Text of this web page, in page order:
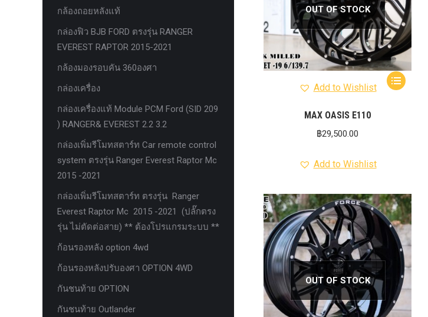
OUT OF STOCK
Add to Wishlist
MAX OASIS E110
฿29,500.00
Add to Wishlist
OUT OF STOCK
กล้องถอยหลังแท้
กล่องฟิว BJB FORD ตรงรุ่น RANGER
EVEREST RAPTOR 2015-2021
กล้องมองรอบคัน 360องศา
กล่องเครื่อง
กล่องเครื่องแท้ Module PCM Ford (SID 209
) RANGER& EVEREST 2.2 3.2
กล่องเพิ่มรีโมทสตาร์ท Car remote control
system ตรงรุ่น Ranger Everest Raptor Mc
2015 -2021
กล่องเพิ่มรีโมทสตาร์ท ตรงรุ่น Ranger
Everest Raptor Mc 2015 -2021 (ปลั๊กตรง
รุ่น ไม่ตัดต่อสาย) ** ต้องโปรแกรมระบบ **
ก้อนรองหลัง option 4wd
ก้อนรองหลังปรับองศา OPTION 4WD
กันชนท้าย OPTION
กันชนท้าย Outlander
งานไฟท้ายF-150
งานไฟหน้า F-150
งานไฟหน้า Ford
ชุด Wide body Ford
ชุดปรับระยะเซ็นเซอร์เพลาหลัง
ชุดป้องกันเซ็นเซอร์วัดองศาเพลาท้าย
ชุดแต่ง Ford
บันไดข้าง HAMER
บันไดข้าง Outlander
ประดับยนต์ Ford
ปีกนกปรับองศา Option 4WD
ฝาครอบกระโปรง
มอเตอร์ แร็กไฟฟ้า PSCM.แท้ Fomoco